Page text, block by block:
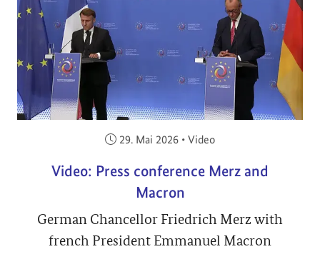
Veröffentlicht am:
29. Mai 2026 • Video
Video: Press conference Merz and
Macron
German Chancellor Friedrich Merz with
french President Emmanuel Macron